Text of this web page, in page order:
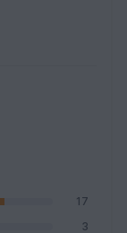
17
3